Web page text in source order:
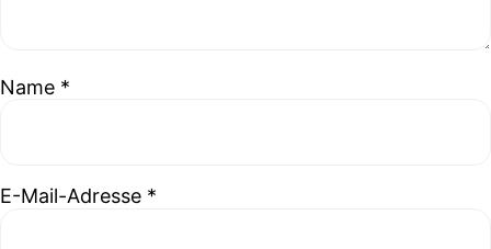
Name *
E-Mail-Adresse *